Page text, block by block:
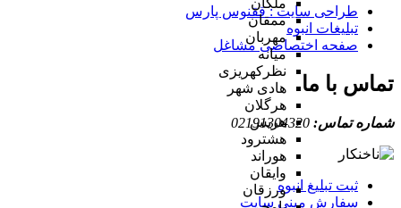
ملکان
ممقان
مهربان
میانه
نظرکهریزی
هادی شهر
هرگلان
هریس
هشترود
هوراند
وایقان
ورزقان
طراحی سایت :‌ ققنوس پارس
تبلیغات انبوه
صفحه اختصاصی مشاغل
تماس با ما
شماره تماس: 02191304320
ثبت تبلیغ انبوه
سفارش مینی سایت